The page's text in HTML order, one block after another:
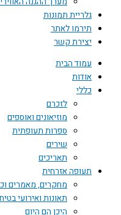
גלריית תמונות
תירמו לאתר
יצירת קשר
עמוד הבית
אודות
כללי
לזכרם
מוזיאונים ואוספים
ספרות תעופתית
שירים
תאריכים
תעופה אזרחית
מחקרים, מאמרים
תאונות ואירועי
היכן הם היום